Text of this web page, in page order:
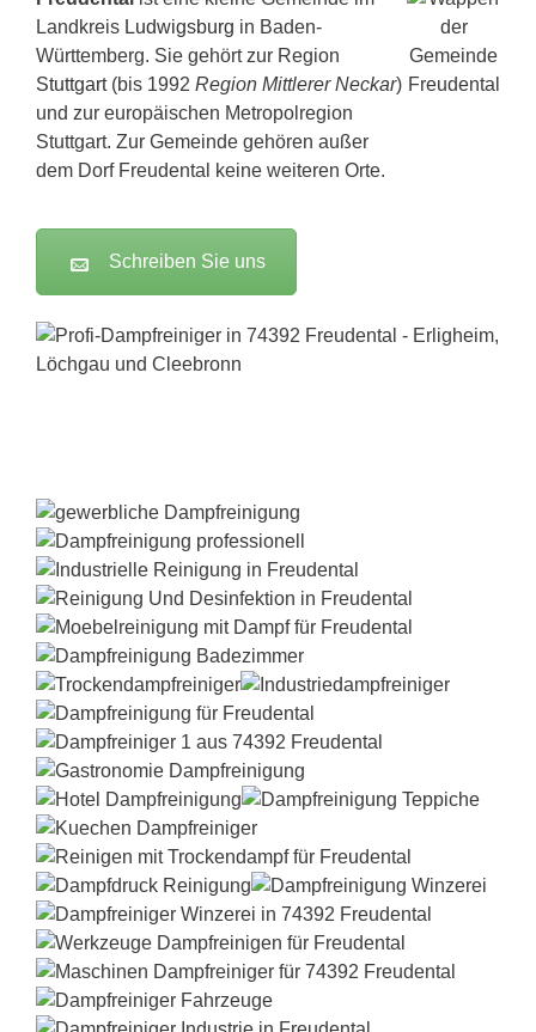
Landkreis Ludwigsburg in Baden-
Württemberg. Sie gehört zur Region
Stuttgart(bis 1992 Region Mittlerer Neckar)
und zur europäischen Metropolregion
Stuttgart. Zur Gemeinde gehören außer
dem Dorf Freudental keine weiteren Orte.
Schreiben Sie uns